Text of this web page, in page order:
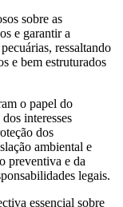
sobre as
e garantir a
ressaltando
e bem estruturados
o papel do
interesses
dos
ambiental e
preventiva e da
legais.
essencial sobre